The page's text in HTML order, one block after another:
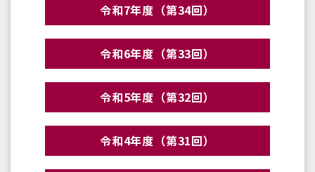
令和7年度（第34回）
令和6年度（第33回）
令和5年度（第32回）
令和4年度（第31回）